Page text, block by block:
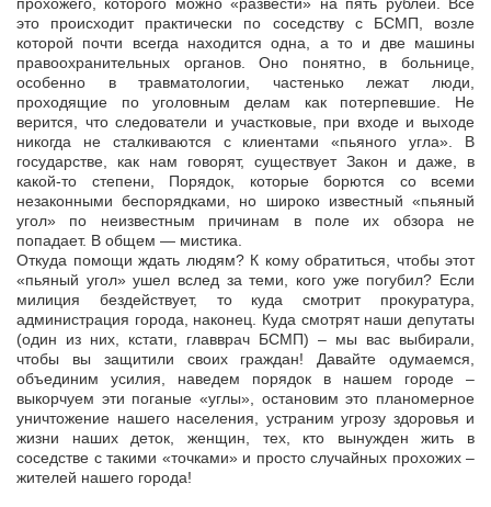
прохожего, которого можно «развести» на пять рублей. Все
это происходит практически по соседству с БСМП, возле
которой почти всегда находится одна, а то и две машины
правоохранительных органов. Оно понятно, в больнице,
особенно в травматологии, частенько лежат люди,
проходящие по уголовным делам как потерпевшие. Не
верится, что следователи и участковые, при входе и выходе
никогда не сталкиваются с клиентами «пьяного угла». В
государстве, как нам говорят, существует Закон и даже, в
какой-то степени, Порядок, которые борются со всеми
незаконными беспорядками, но широко известный «пьяный
угол» по неизвестным причинам в поле их обзора не
попадает. В общем — мистика.
Откуда помощи ждать людям? К кому обратиться, чтобы этот
«пьяный угол» ушел вслед за теми, кого уже погубил? Если
милиция бездействует, то куда смотрит прокуратура,
администрация города, наконец. Куда смотрят наши депутаты
(один из них, кстати, главврач БСМП) – мы вас выбирали,
чтобы вы защитили своих граждан! Давайте одумаемся,
объединим усилия, наведем порядок в нашем городе –
выкорчуем эти поганые «углы», остановим это планомерное
уничтожение нашего населения, устраним угрозу здоровья и
жизни наших деток, женщин, тех, кто вынужден жить в
соседстве с такими «точками» и просто случайных прохожих –
жителей нашего города!